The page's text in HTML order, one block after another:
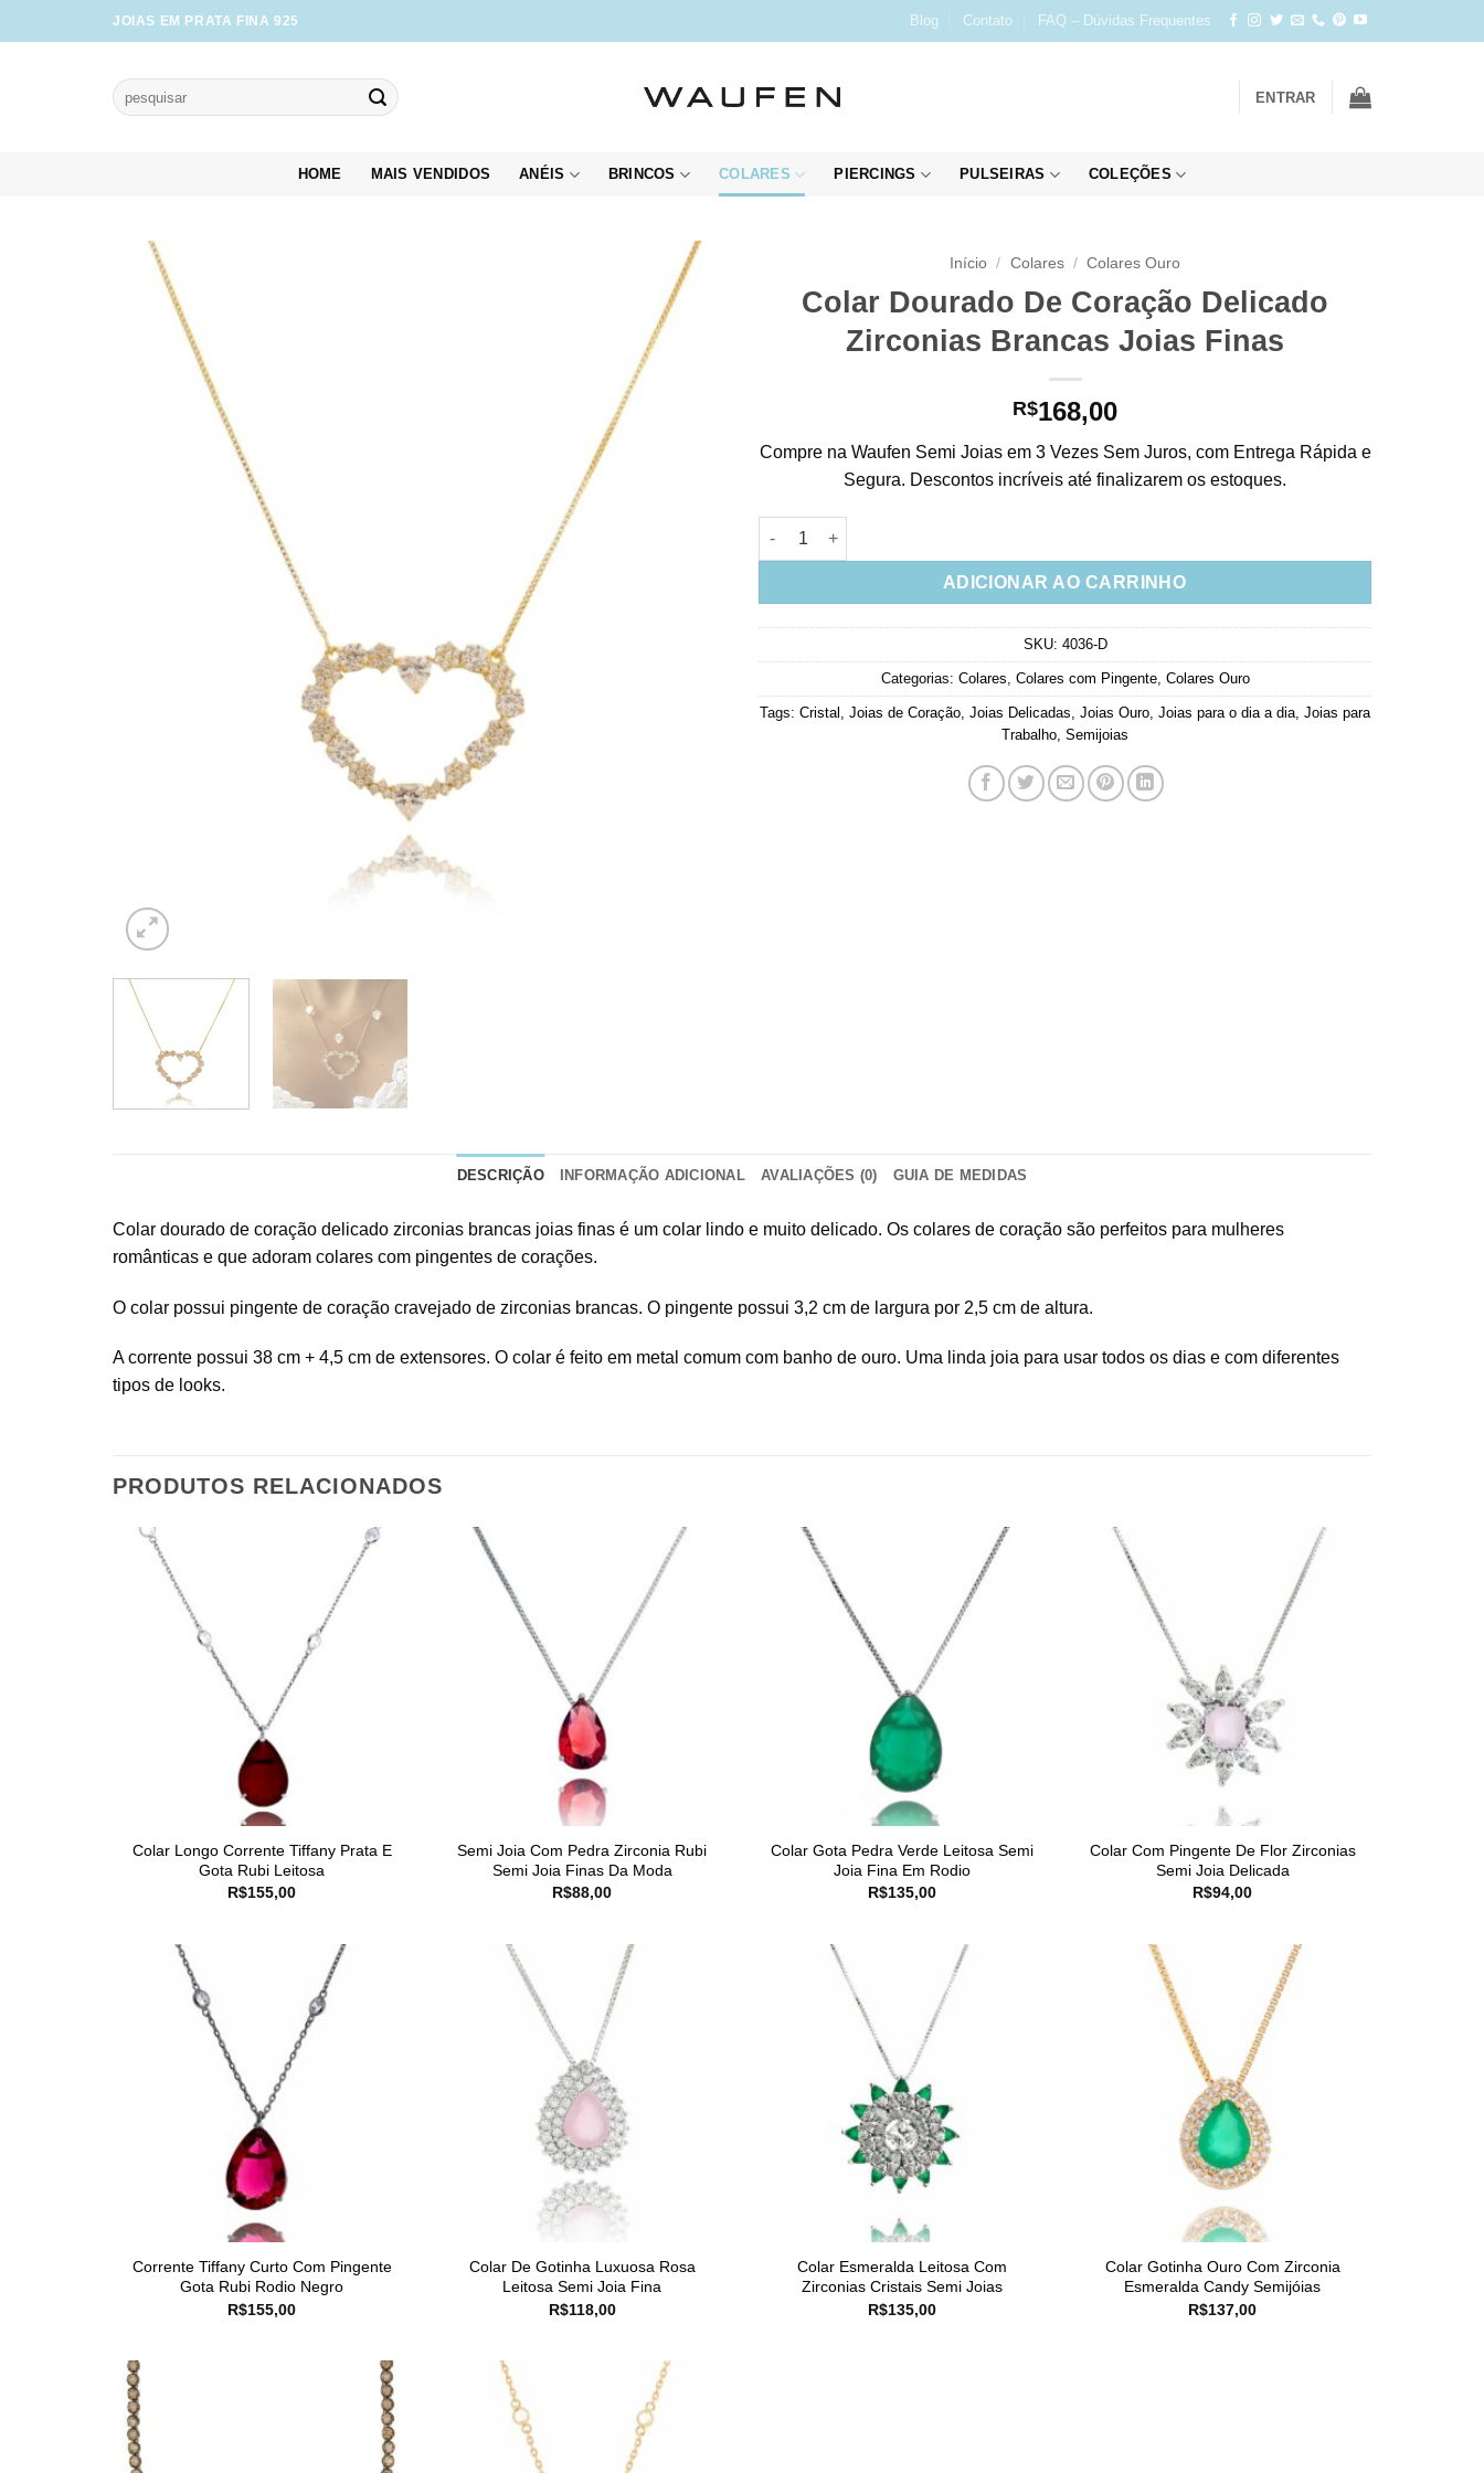
to
JOIAS EM PRATA FINA 925 Blog Contato FAQ – Dúvidas Frequentes
Pesquisar
por:
ENTRAR
HOME MAIS VENDIDOS ANÉIS BRINCOS COLARES PIERCINGS PULSEIRAS COLEÇÕES
Início / Colares / Colares Ouro
Colar Dourado De Coração Delicado
Zirconias Brancas Joias Finas
R$168,00
Compre na Waufen Semi Joias em 3 Vezes Sem Juros, com Entrega Rápida e
Segura. Descontos incríveis até finalizarem os estoques.
Colar Dourado De Coração Delicado Zirconias Brancas Joias Finas quantidade
ADICIONAR AO CARRINHO
SKU: 4036-D
Categorias: Colares Colares com Pingente, Colares Ouro
Tags: Cristal Joias de Coração Joias Delicadas Joias Ouro Joias para o dia a dia Joias para
Trabalho Semijoias
DESCRIÇÃO INFORMAÇÃO ADICIONAL AVALIAÇÕES (0) GUIA DE MEDIDAS
Colar dourado de coração delicado zirconias brancas joias finas é um colar lindo e muito delicado. Os colares de coração são perfeitos para mulheres
românticas e que adoram colares com pingentes de corações.
O colar possui pingente de coração cravejado de zirconias brancas. O pingente possui 3,2 cm de largura por 2,5 cm de altura.
A corrente possui 38 cm + 4,5 cm de extensores. O colar é feito em metal comum com banho de ouro. Uma linda joia para usar todos os dias e com diferentes
tipos de looks.
PRODUTOS RELACIONADOS
Colar Longo Corrente Tiffany Prata E
Gota Rubi Leitosa
R$155,00
Semi Joia Com Pedra Zirconia Rubi
Semi Joia Finas Da Moda
R$88,00
Colar Gota Pedra Verde Leitosa Semi
Joia Fina Em Rodio
R$135,00
Colar Com Pingente De Flor Zirconias
Semi Joia Delicada
R$94,00
Corrente Tiffany Curto Com Pingente
Gota Rubi Rodio Negro
R$155,00
Colar De Gotinha Luxuosa Rosa
Leitosa Semi Joia Fina
R$118,00
Colar Esmeralda Leitosa Com
Zirconias Cristais Semi Joias
R$135,00
Colar Gotinha Ouro Com Zirconia
Esmeralda Candy Semijóias
R$137,00